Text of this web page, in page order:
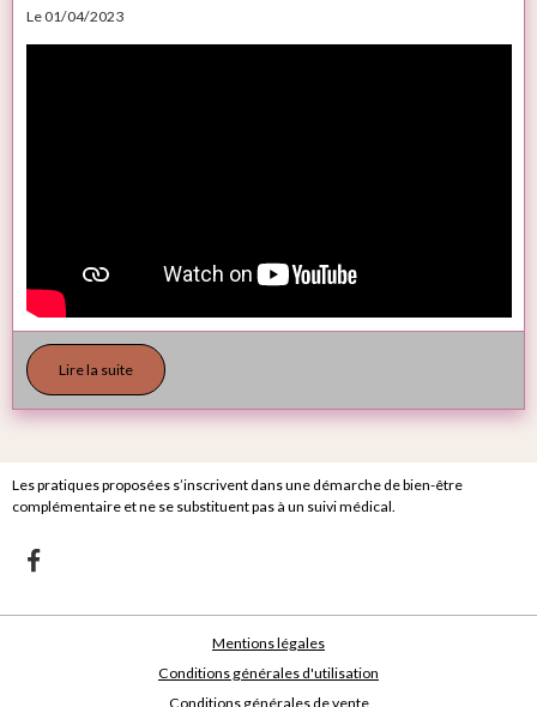
Le 01/04/2023
Lire la suite
Les pratiques proposées s’inscrivent dans une démarche de bien-être
complémentaire et ne se substituent pas à un suivi médical.
Mentions légales
Conditions générales d'utilisation
Conditions générales de vente